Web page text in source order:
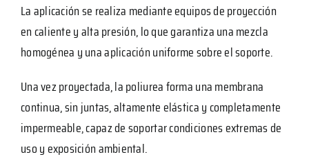
La aplicación se realiza mediante equipos de proyección
en caliente y alta presión, lo que garantiza una mezcla
homogénea y una aplicación uniforme sobre el soporte.
Una vez proyectada, la poliurea forma una membrana
continua, sin juntas, altamente elástica y completamente
impermeable, capaz de soportar condiciones extremas de
uso y exposición ambiental.